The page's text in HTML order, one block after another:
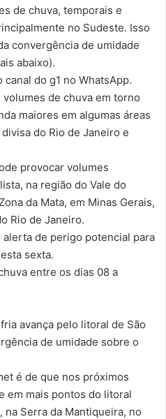
de chuva, temporais e
no Sudeste. Isso
convergência de umidade
abaixo).
do g1 no WhatsApp.
de chuva em torno
maiores em algumas áreas
do Rio de Janeiro e
provocar volumes
na região do Vale do
da Mata, em Minas Gerais,
Rio de Janeiro.
de perigo potencial para
sexta.
entre os dias 08 a
avança pelo litoral de São
de umidade sobre o
é de que nos próximos
em mais pontos do litoral
na Serra da Mantiqueira, no